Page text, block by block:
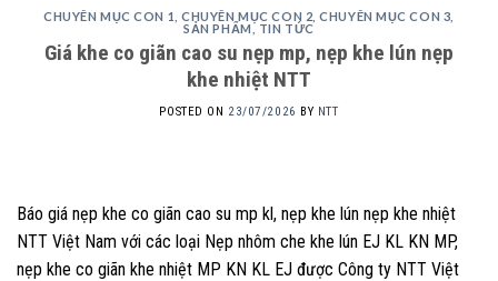
CHUYÊN MỤC CON 1 ,CHUYÊN MỤC CON 2 ,CHUYÊN MỤC CON 3
SẢN PHẨM , TIN TỨC
Giá khe co giãn cao su nẹp mp, nẹp khe lún nẹp
khe nhiệt NTT
POSTED ON 23/07/2026 BY NTT
Báo giá nẹp khe co giãn cao su mp kl, nẹp khe lún nẹp khe nhiệt
NTT Việt Nam với các loại Nẹp nhôm che khe lún EJ KL KN MP,
nẹp khe co giãn khe nhiệt MP KN KL EJ được Công ty NTT Việt